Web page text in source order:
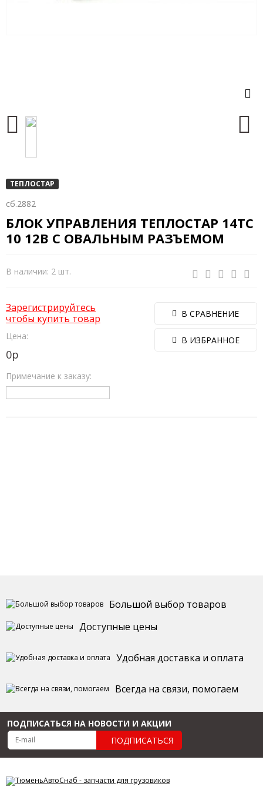
ТЕПЛОСТАР
сб.2882
БЛОК УПРАВЛЕНИЯ ТЕПЛОСТАР 14ТС
10 12В С ОВАЛЬНЫМ РАЗЪЕМОМ
В наличии: 2 шт.
Зарегистрируйтесь
чтобы купить товар
Цена:
0р
Примечание к заказу:
В СРАВНЕНИЕ
В ИЗБРАННОЕ
Большой выбор товаров
Доступные цены
Удобная доставка и оплата
Всегда на связи, помогаем
ПОДПИСАТЬСЯ НА НОВОСТИ И АКЦИИ
ПОДПИСАТЬСЯ